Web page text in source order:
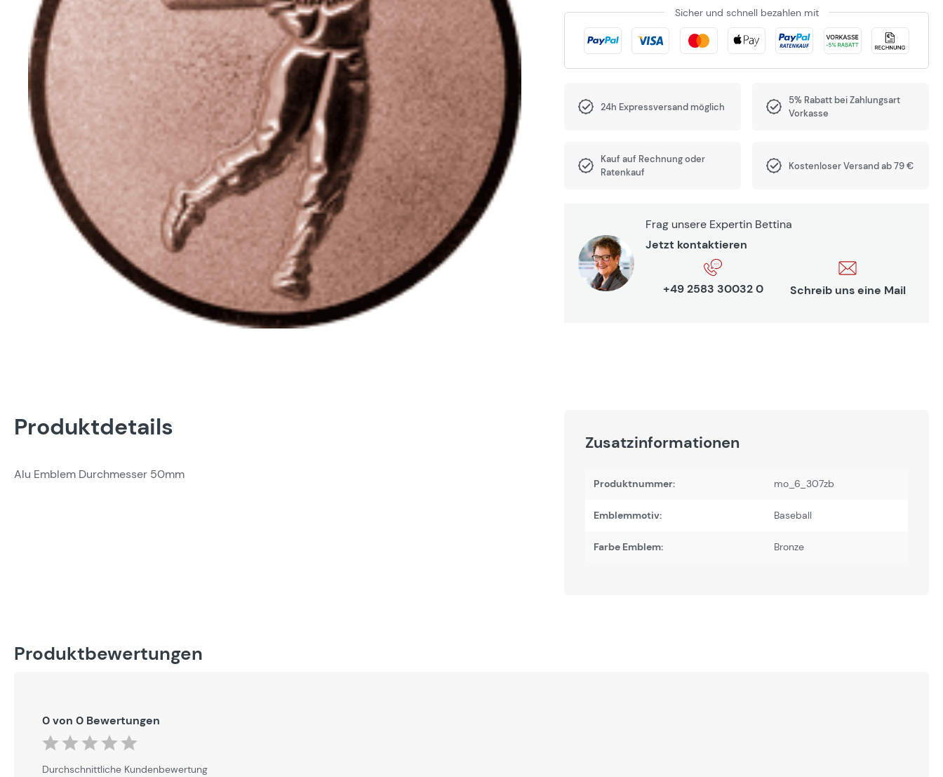
Sicher und schnell bezahlen mit
24h Expressversand möglich
5% Rabatt bei Zahlungsart
Vorkasse
Kauf auf Rechnung oder
Ratenkauf
Kostenloser Versand ab 79 €
Frag unsere Expertin Bettina
Jetzt kontaktieren
+49 2583 30032 0 Schreib uns eine Mail
Produktdetails
Alu Emblem Durchmesser 50mm
Zusatzinformationen
Produktnummer: mo_6_307zb
Emblemmotiv: Baseball
Farbe Emblem: Bronze
Produktbewertungen
0 von 0 Bewertungen
Durchschnittliche Bewertung von 0 von 5 Sternen
Durchschnittliche Kundenbewertung